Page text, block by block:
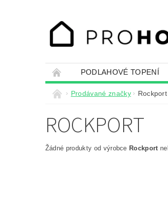
PODLAHOVÉ TOPENÍ
Prodávané značky Rockport
ROCKPORT
Žádné produkty od výrobce Rockport